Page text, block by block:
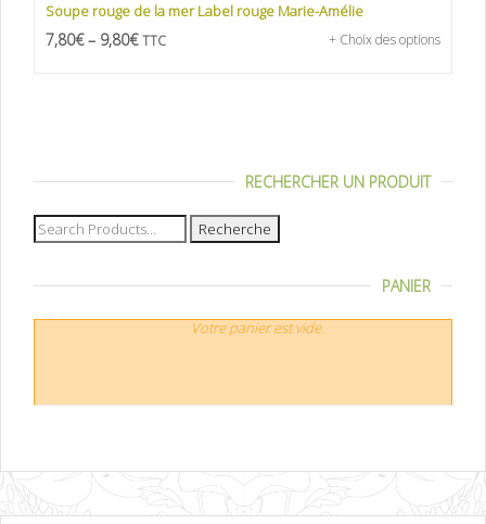
Soupe rouge de la mer Label rouge Marie-Amélie
7,80€– 9,80€ TTC + Choix des options
RECHERCHER UN PRODUIT
Recherche
pour :
PANIER
Votre panier est vide.